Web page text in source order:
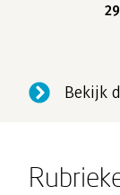
Bekijk